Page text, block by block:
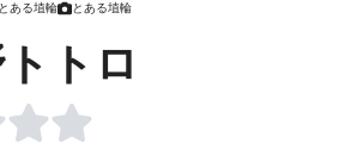
ある埴輪 とある埴輪
トロ